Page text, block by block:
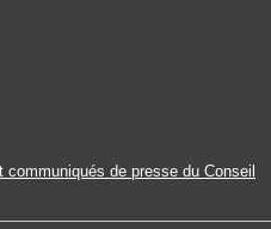
de presse du Conseil